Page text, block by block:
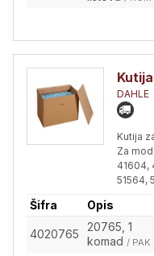
DAHLE
Kutija
Za
41604,
51564,
Šifra Opis
4020765
20765, 1
komad / PAK